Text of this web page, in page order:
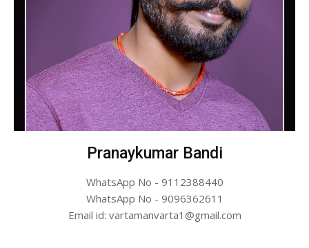
Pranaykumar Bandi
WhatsApp No - 9112388440
WhatsApp No - 9096362611
Email id: vartamanvarta1@gmail.com